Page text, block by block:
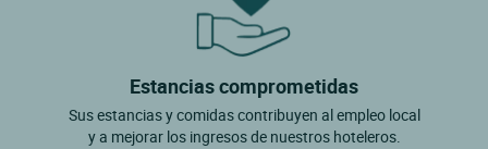
Estancias comprometidas
Sus estancias y comidas contribuyen al empleo local
y a mejorar los ingresos de nuestros hoteleros.